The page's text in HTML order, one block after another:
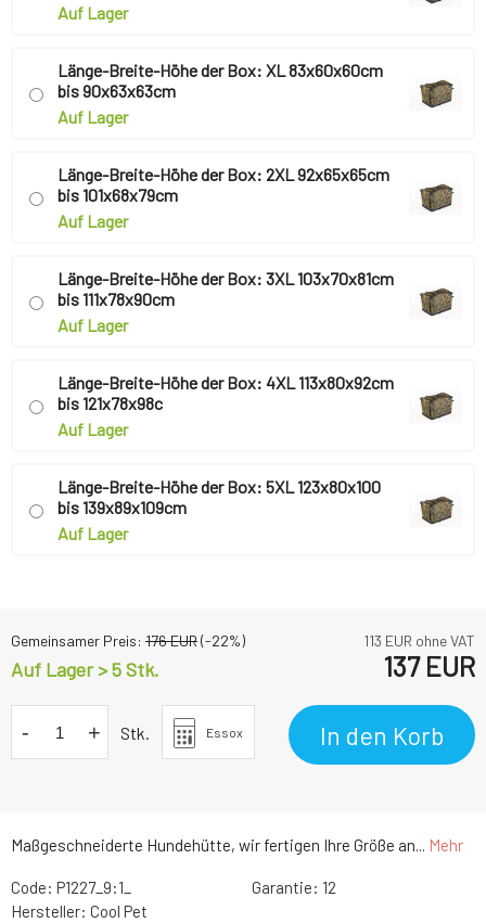
Maßgeschneiderte Hundehütte, wir fertigen Ihre Größe an... Mehr
Auf Lager
Länge-Breite-Höhe der Box: XL 83x60x60cm
bis 90x63x63cm
Auf Lager
Länge-Breite-Höhe der Box: 2XL 92x65x65cm
bis 101x68x79cm
Auf Lager
Länge-Breite-Höhe der Box: 3XL 103x70x81cm
bis 111x78x90cm
Auf Lager
Länge-Breite-Höhe der Box: 4XL 113x80x92cm
bis 121x78x98c
Auf Lager
Länge-Breite-Höhe der Box: 5XL 123x80x100
bis 139x89x109cm
Auf Lager
Gemeinsamer Preis: 176EUR(-22%) 113 EUR ohne VAT
Auf Lager > 5 Stk. 137EUR
- + Stk. Essox In den Korb
Code: P1227_9:1_ Garantie: 12
Hersteller: Cool Pet